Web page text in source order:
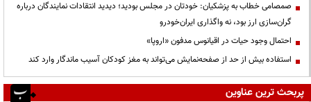
صمصامی خطاب به پزشکیان: خودتان در مجلس بودید؛ دیدید انتقادات نمایندگان درباره
گران‌سازی ارز بود، نه واگذاری ایران‌خودرو
احتمال وجود حیات در اقیانوس مدفون «اروپا»
استفاده بیش از حد از صفحه‌نمایش می‌تواند به مغز کودکان آسیب ماندگار وارد کند
پربحث ترین عناوین